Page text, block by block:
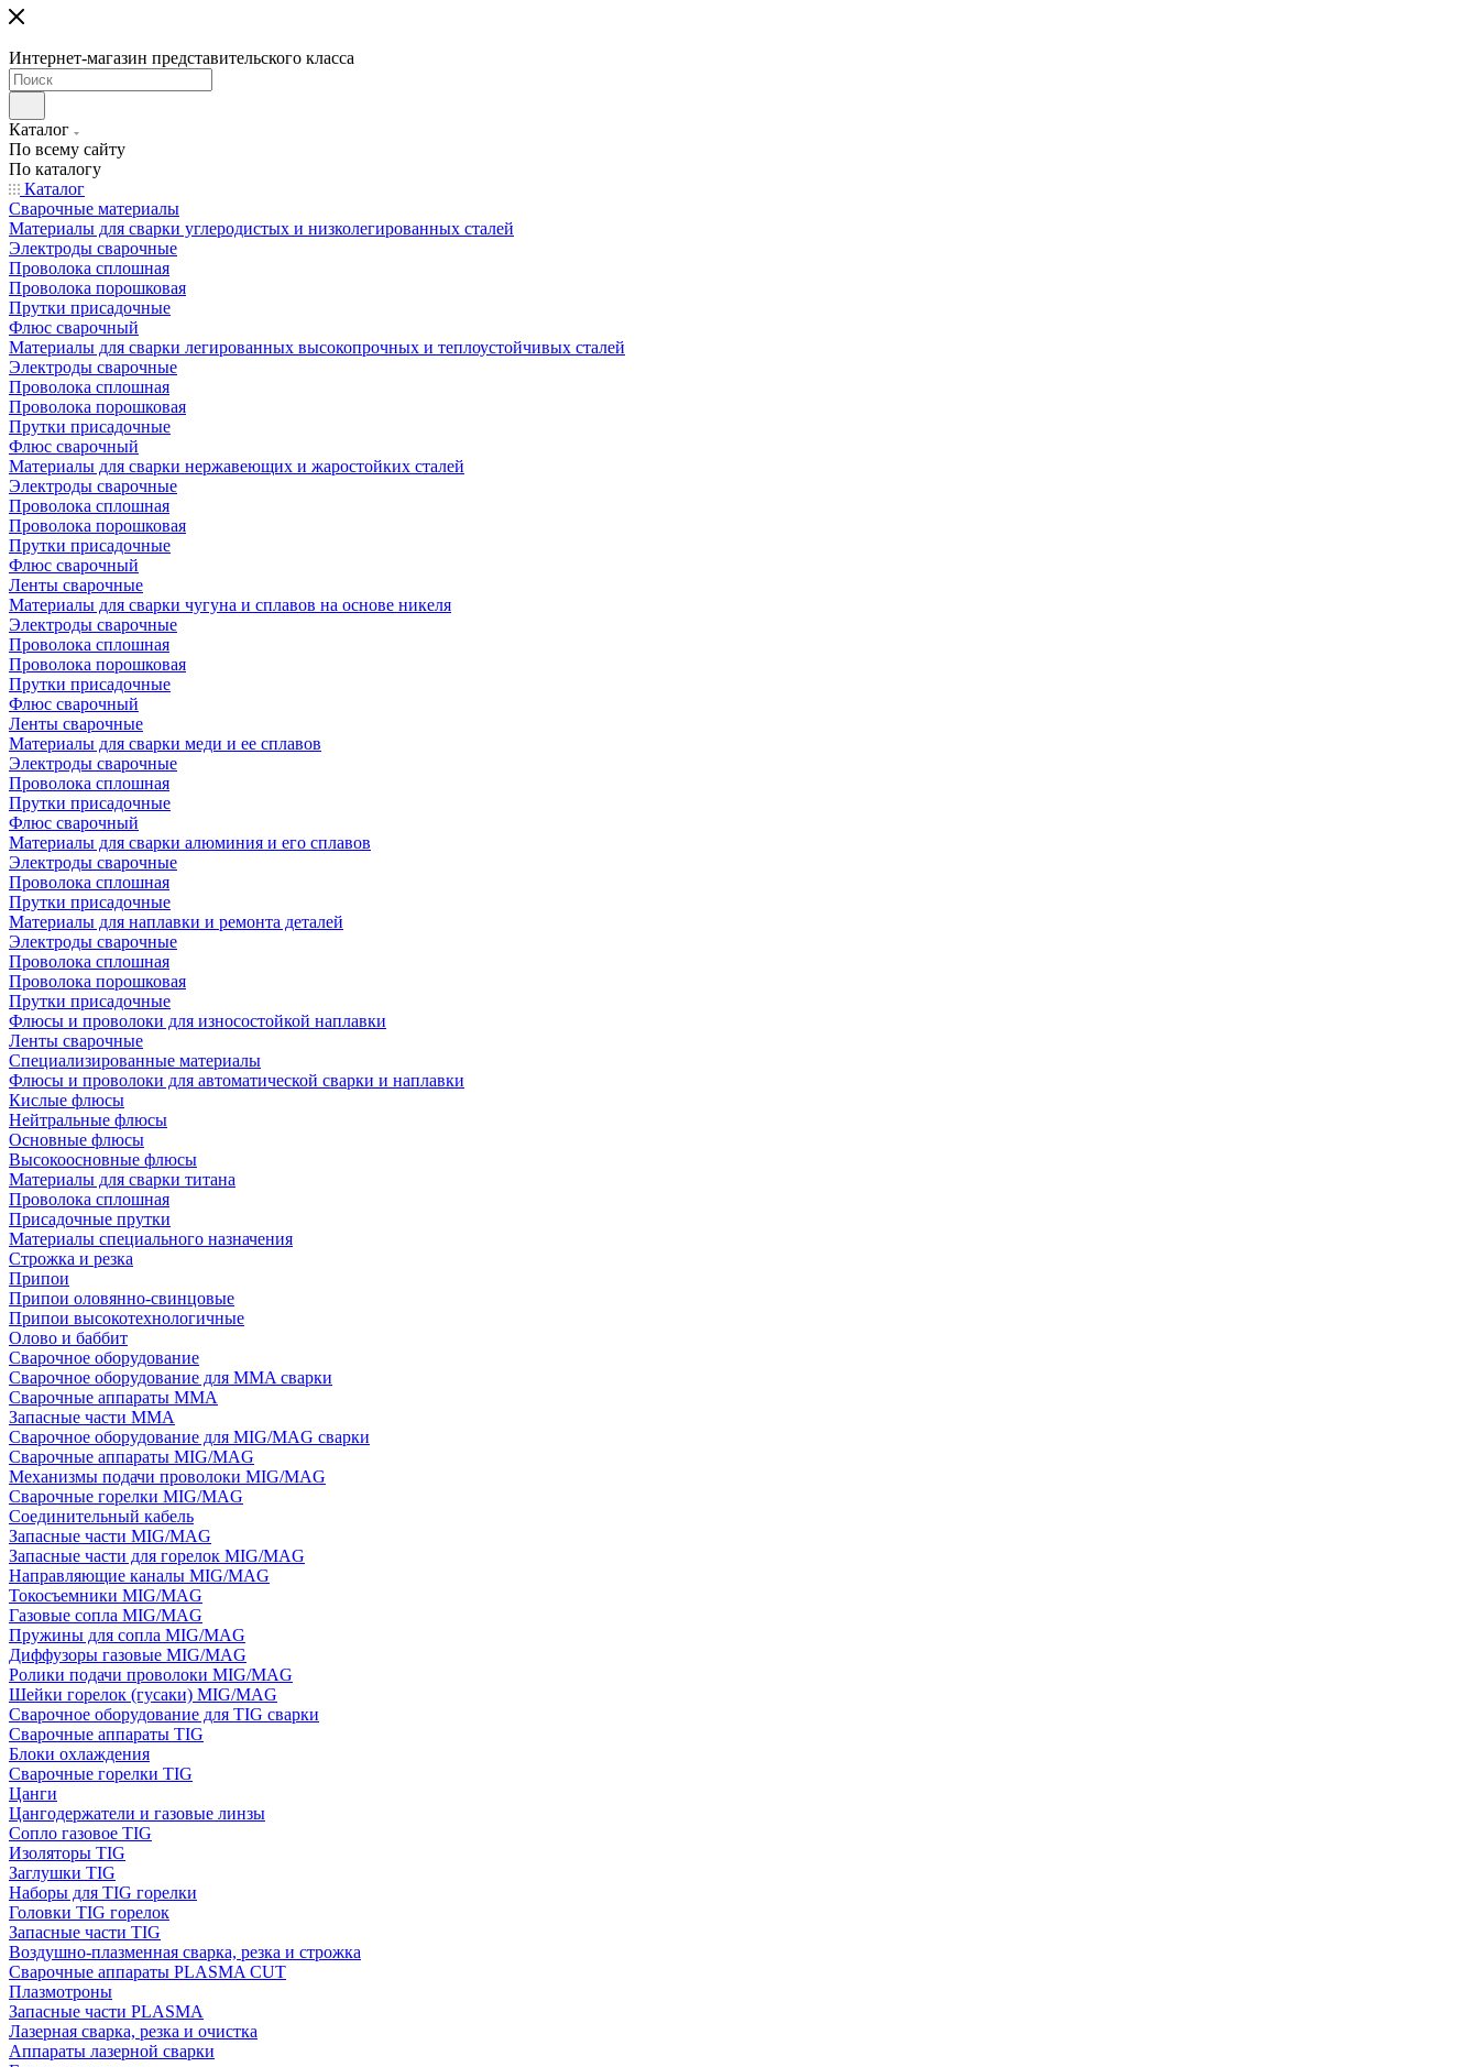
Интернет-магазин представительского класса
Каталог
По всему сайту
По каталогу
Каталог
Сварочные материалы
Материалы для сварки углеродистых и низколегированных сталей
Электроды сварочные
Проволока сплошная
Проволока порошковая
Прутки присадочные
Флюс сварочный
Материалы для сварки легированных высокопрочных и теплоустойчивых сталей
Электроды сварочные
Проволока сплошная
Проволока порошковая
Прутки присадочные
Флюс сварочный
Материалы для сварки нержавеющих и жаростойких сталей
Электроды сварочные
Проволока сплошная
Проволока порошковая
Прутки присадочные
Флюс сварочный
Ленты сварочные
Материалы для сварки чугуна и сплавов на основе никеля
Электроды сварочные
Проволока сплошная
Проволока порошковая
Прутки присадочные
Флюс сварочный
Ленты сварочные
Материалы для сварки меди и ее сплавов
Электроды сварочные
Проволока сплошная
Прутки присадочные
Флюс сварочный
Материалы для сварки алюминия и его сплавов
Электроды сварочные
Проволока сплошная
Прутки присадочные
Материалы для наплавки и ремонта деталей
Электроды сварочные
Проволока сплошная
Проволока порошковая
Прутки присадочные
Флюсы и проволоки для износостойкой наплавки
Ленты сварочные
Специализированные материалы
Флюсы и проволоки для автоматической сварки и наплавки
Кислые флюсы
Нейтральные флюсы
Основные флюсы
Высокоосновные флюсы
Материалы для сварки титана
Проволока сплошная
Присадочные прутки
Материалы специального назначения
Строжка и резка
Припои
Припои оловянно-свинцовые
Припои высокотехнологичные
Олово и баббит
Сварочное оборудование
Сварочное оборудование для MMA сварки
Сварочные аппараты MMA
Запасные части MMA
Сварочное оборудование для MIG/MAG сварки
Сварочные аппараты MIG/MAG
Механизмы подачи проволоки MIG/MAG
Сварочные горелки MIG/MAG
Соединительный кабель
Запасные части MIG/MAG
Запасные части для горелок MIG/MAG
Направляющие каналы MIG/MAG
Токосъемники MIG/MAG
Газовые сопла MIG/MAG
Пружины для сопла MIG/MAG
Диффузоры газовые MIG/MAG
Ролики подачи проволоки MIG/MAG
Шейки горелок (гусаки) MIG/MAG
Сварочное оборудование для TIG сварки
Сварочные аппараты TIG
Блоки охлаждения
Сварочные горелки TIG
Цанги
Цангодержатели и газовые линзы
Сопло газовое TIG
Изоляторы TIG
Заглушки TIG
Наборы для TIG горелки
Головки TIG горелок
Запасные части TIG
Воздушно-плазменная сварка, резка и строжка
Сварочные аппараты PLASMA CUT
Плазмотроны
Запасные части PLASMA
Лазерная сварка, резка и очистка
Аппараты лазерной сварки